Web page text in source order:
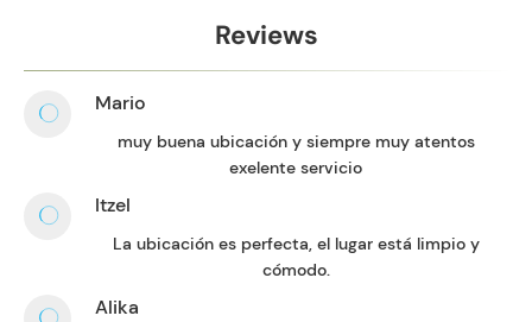
Reviews
Mario
muy buena ubicación y siempre muy atentos
exelente servicio
Itzel
La ubicación es perfecta, el lugar está limpio y
cómodo.
Alika